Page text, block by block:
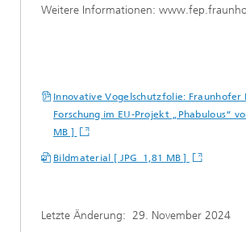
Weitere Informationen:
Innovative Vogelschutzfolie: Fraunhofer
Forschung im EU-Projekt „Phabulous“
MB ]
Bildmaterial [ JPG 1,81 MB ]
Letzte Änderung: 29. November 2024